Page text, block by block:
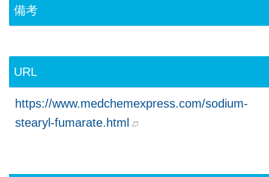
備考
URL
https://www.medchemexpress.com/sodium-
stearyl-fumarate.html